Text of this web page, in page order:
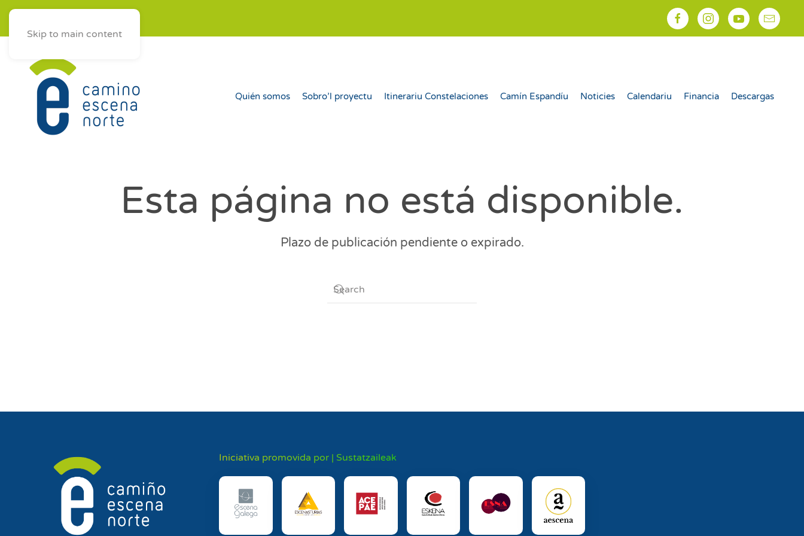
Skip to main content
Quién somos Sobro’l proyectu Itinerariu Constelaciones Camín Espandíu Noticies Calendariu Financia Descargas
Esta página no está disponible.
Plazo de publicación pendiente o expirado.
Iniciativa promovida por | Sustatzaileak